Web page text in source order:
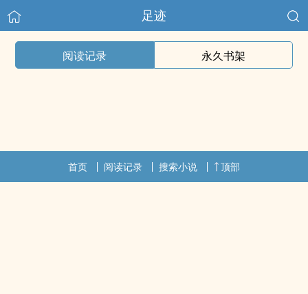
足迹
阅读记录 永久书架
首页 阅读记录 搜索小说 顶部